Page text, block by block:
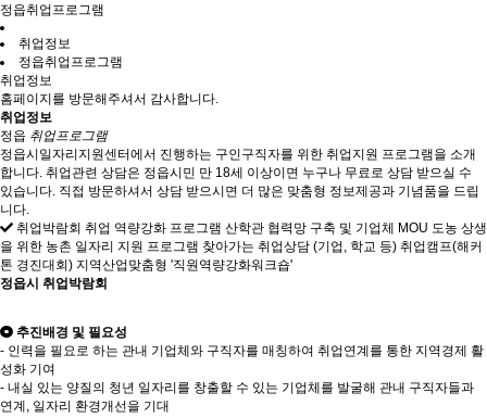
정읍취업프로그램
취업정보
정읍취업프로그램
취업정보
홈페이지를 방문해주셔서 감사합니다.
취업정보
정읍 취업프로그램
정읍시일자리지원센터에서 진행하는 구인구직자를 위한 취업지원 프로그램을 소개
합니다. 취업관련 상담은 정읍시민 만 18세 이상이면 누구나 무료로 상담 받으실 수
있습니다. 직접 방문하셔서 상담 받으시면 더 많은 맞춤형 정보제공과 기념품을 드립
니다.
취업박람회 취업 역량강화 프로그램 산학관 협력망 구축 및 기업체 MOU 도농 상생
을 위한 농촌 일자리 지원 프로그램 찾아가는 취업상담 (기업, 학교 등) 취업캠프(해커
톤 경진대회) 지역산업맞춤형 '직원역량강화워크숍'
정읍시 취업박람회
추진배경 및 필요성
- 인력을 필요로 하는 관내 기업체와 구직자를 매칭하여 취업연계를 통한 지역경제 활
성화 기여
- 내실 있는 양질의 청년 일자리를 창출할 수 있는 기업체를 발굴해 관내 구직자들과
연계, 일자리 환경개선을 기대